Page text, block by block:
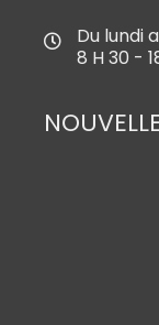
Du lundi
8 H 30 -